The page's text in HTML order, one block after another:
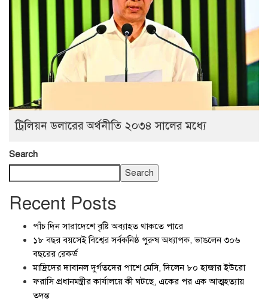
ট্রিলিয়ন ডলারের অর্থনীতি ২০৩৪ সালের মধ্যে
Search
Search
Recent Posts
পাঁচ দিন সারাদেশে বৃষ্টি অব্যাহত থাকতে পারে
১৮ বছর বয়সেই বিশ্বের সর্বকনিষ্ঠ পুরুষ অধ্যাপক, ভাঙলেন ৩০৬
বছরের রেকর্ড
মাদ্রিদের দাবানল দুর্গতদের পাশে মেসি, দিলেন ৮০ হাজার ইউরো
ফরাসি প্রধানমন্ত্রীর কার্যালয়ে কী ঘটছে, একের পর এক আত্মহত্যায়
তদন্ত